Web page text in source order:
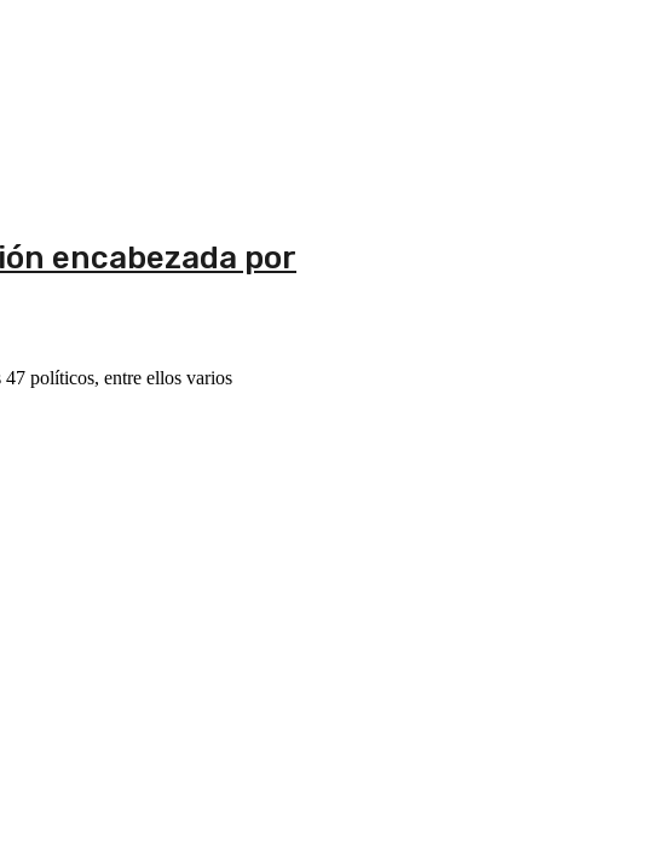
encabezada por
políticos, entre ellos varios